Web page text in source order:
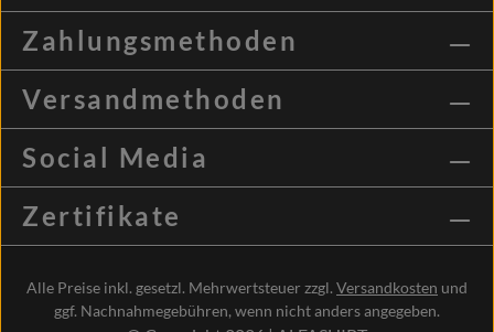
Zahlungsmethoden
Versandmethoden
Social Media
Zertifikate
Alle Preise inkl. gesetzl. Mehrwertsteuer zzgl. Versandkosten und
ggf. Nachnahmegebühren, wenn nicht anders angegeben.